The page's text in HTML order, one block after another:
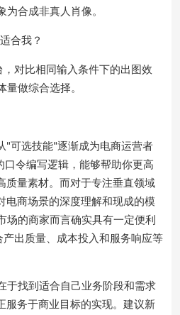
合成非真人肖像。
合我？
对比相同输入条件下的出图效
做综合选择。
"可选技能"逐渐成为电商运营者
令编写逻辑，能够帮助你更高
质量素材。而对于专注垂直领域
电商场景的深度理解和现成的模
场的商家而言确实具有一定便利
出质量、成本投入和服务响应等
于找到适合自己业务阶段和需求
服务于商业目标的实现。建议新